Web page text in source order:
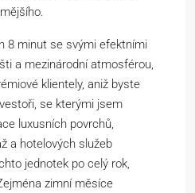
8 minut se svými efektními
a mezinárodní atmosférou,
klientely, aniž byste
se kterými jsem
luxusních povrchů,
a hotelových služeb
jednotek po celý rok,
zimní měsíce